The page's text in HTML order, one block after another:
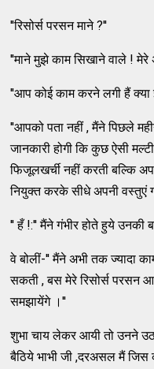
''रिसोर्स परसन माने ?''
''माने मुझे काम सिखाने वाले ! मेरे
''आप कोई काम करने लगी हैं क्या
''आपको पता नहीं , मैंने पिछले
जानकारी होगी कि कुछ ऐसी
फिजूलखर्ची नहीं करती बल्कि
नियुक्त करके सीधे अपनी वस्तुएं
'' हँ !:'' मैंने गंभीर होते हुये उनकी
वे बोलीं-'' मैंने अभी तक ज्यादा
सकती , बस मेरे रिसोर्स परसन
समझायेंगे ।''
शुभा चाय लेकर आयी तो उनने
बैठिये भाभी जी ,दरअसल मैं जिस